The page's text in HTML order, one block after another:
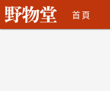
首頁